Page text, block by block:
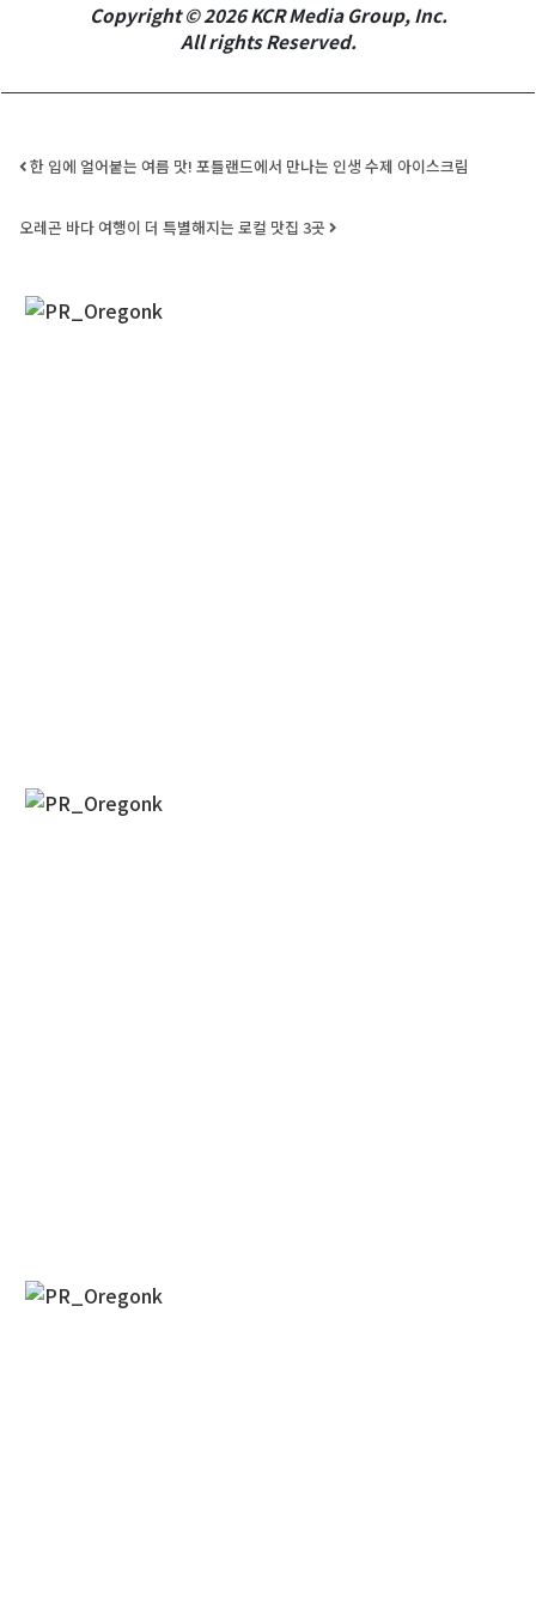
Copyright © 2026 KCR Media Group, Inc.
All rights Reserved.
Post navigation
한 입에 얼어붙는 여름 맛! 포틀랜드에서 만나는 인생 수제 아이스크림
오레곤 바다 여행이 더 특별해지는 로컬 맛집 3곳
Last Name
from: KCR Media Group, 23416 Hwy 99 Suite A, Edmonds, WA, 98026,
US, https://wowseattle.com. You can revoke your consent to receive